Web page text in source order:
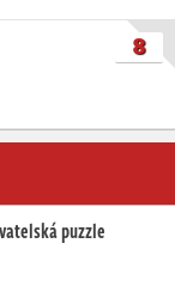
8
puzzle